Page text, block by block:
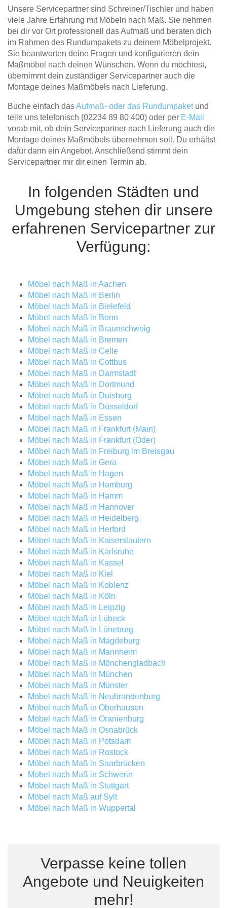
Massivholzschrank
Schuhschrank
Hängeschrank
Hängeboard
Kommode
TV-Möbel
Sideboard
aus
Massivholz
Badezimmerschrank
Badregal
Spiegelschrank
Doppelbett
Polstermöbel
Sofa
Ecksofa
Sessel
Hocker
Schlafsofa
Schlafsessel
Outdoor-
Küche
Outdoorküche
der
Produktlinie
Selection
Produktlinie
Ultima
Unsere Servicepartner sind Schreiner/Tischler und haben
viele Jahre Erfahrung mit Möbeln nach Maß. Sie nehmen
bei dir vor Ort professionell das Aufmaß und beraten dich
im Rahmen des Rundumpakets zu deinem Möbelprojekt.
Sie beantworten deine Fragen und konfigurieren dein
Maßmöbel nach deinen Wünschen. Wenn du möchtest,
übernimmt dein zuständiger Servicepartner auch die
Montage deines Maßmöbels nach Lieferung.
Buche einfach dasAufmaß- oder das Rundumpaketund
teile uns telefonisch (02234 89 80 400) oder per E-Mail
vorab mit, ob dein Servicepartner nach Lieferung auch die
Montage deines Maßmöbels übernehmen soll. Du erhältst
dafür dann ein Angebot. Anschließend stimmt dein
Servicepartner mir dir einen Termin ab.
In folgenden Städten und
Umgebung stehen dir unsere
erfahrenen Servicepartner zur
Verfügung:
Möbel nach Maß in Aachen
Möbel nach Maß in Berlin
Möbel nach Maß in Bielefeld
Möbel nach Maß in Bonn
Möbel nach Maß in Braunschweig
Möbel nach Maß in Bremen
Möbel nach Maß in Celle
Möbel nach Maß in Cottbus
Möbel nach Maß in Darmstadt
Möbel nach Maß in Dortmund
Möbel nach Maß in Duisburg
Möbel nach Maß in Düsseldorf
Möbel nach Maß in Essen
Möbel nach Maß in Frankfurt (Main)
Möbel nach Maß in Frankfurt (Oder)
Möbel nach Maß in Freiburg im Breisgau
Möbel nach Maß in Gera
Möbel nach Maß in Hagen
Möbel nach Maß in Hamburg
Möbel nach Maß in Hamm
Möbel nach Maß in Hannover
Möbel nach Maß in Heidelberg
Möbel nach Maß in Herford
Möbel nach Maß in Kaiserslautern
Möbel nach Maß in Karlsruhe
Möbel nach Maß in Kassel
Möbel nach Maß in Kiel
Möbel nach Maß in Koblenz
Möbel nach Maß in Köln
Möbel nach Maß in Leipzig
Möbel nach Maß in Lübeck
Möbel nach Maß in Lüneburg
Möbel nach Maß in Magdeburg
Möbel nach Maß in Mannheim
Möbel nach Maß in Mönchengladbach
Möbel nach Maß in München
Möbel nach Maß in Münster
Möbel nach Maß in Neubrandenburg
Möbel nach Maß in Oberhausen
Möbel nach Maß in Oranienburg
Möbel nach Maß in Osnabrück
Möbel nach Maß in Potsdam
Möbel nach Maß in Rostock
Möbel nach Maß in Saarbrücken
Möbel nach Maß in Schwerin
Möbel nach Maß in Stuttgart
Möbel nach Maß auf Sylt
Möbel nach Maß in Wuppertal
Verpasse keine tollen
Angebote und Neuigkeiten
mehr!
Fronten renovieren
Für Dachschrägen
Hängeboards
Kommoden
Massivholz-Schränke & -Regale
Regale
Schiebetüren
Sideboards
Sofas & Schlafsofas
Tische & Bänke
Wandboards
White Living